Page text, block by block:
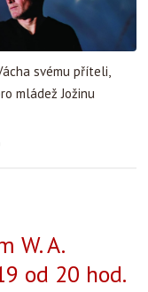
svému příteli,
mládež Jožinu
W. A.
od 20 hod.